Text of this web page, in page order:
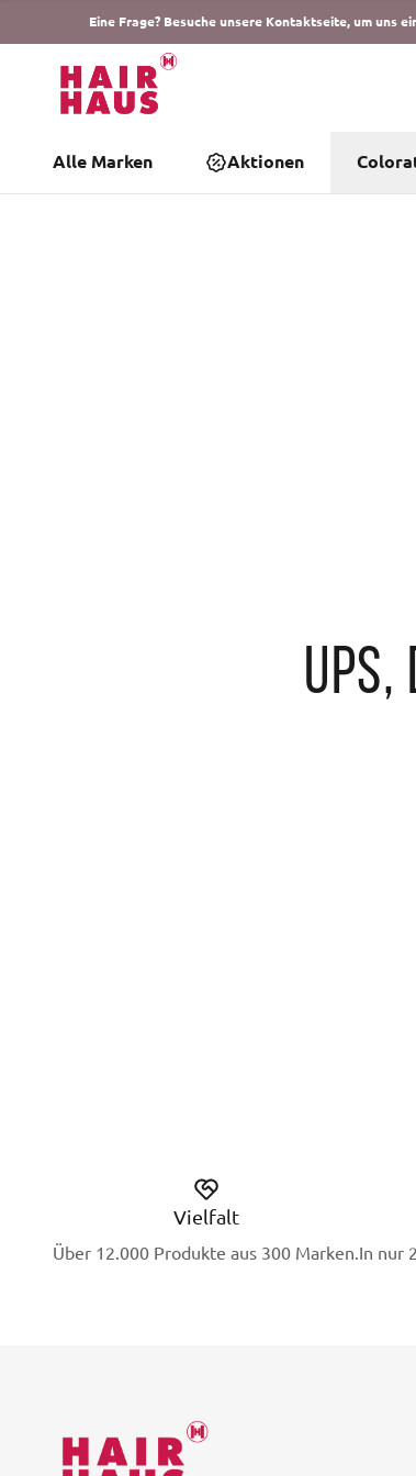
Eine Frage? Besuche unsere Kontaktseite, um uns
Alle Marken Aktionen
Vielfalt
Über 12.000 Produkte aus 300 Marken.In nur